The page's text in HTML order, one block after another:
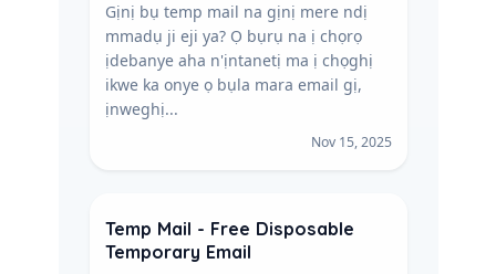
Gịnị bụ temp mail na gịnị mere ndị
mmadụ ji eji ya? Ọ bụrụ na ị chọrọ
ịdebanye aha n'ịntanetị ma ị chọghị
ikwe ka onye ọ bụla mara email gị,
ịnweghị...
Nov 15, 2025
Temp Mail - Free Disposable
Temporary Email